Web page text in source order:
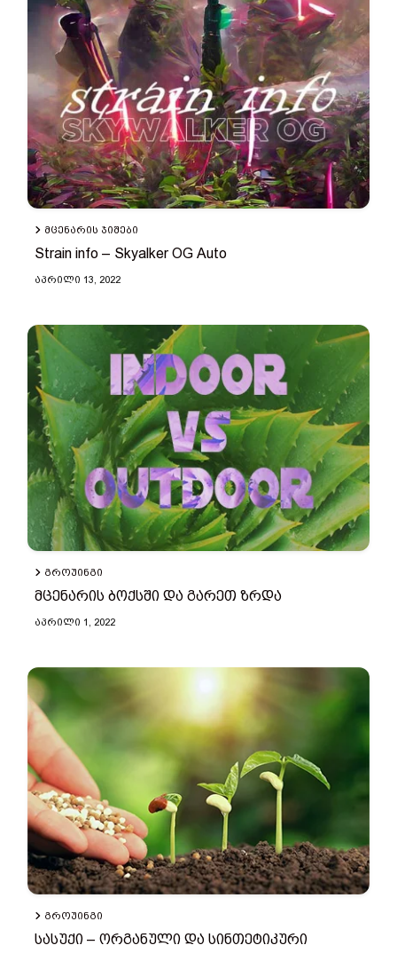
ᲛᲪᲔᲜᲐᲠᲘᲡ ᲯᲘᲨᲔᲑᲘ
Strain info – Skyalker OG Auto
ᲐᲞᲠᲘᲚᲘ 13, 2022
ᲒᲠᲝᲣᲘᲜᲒᲘ
მცენარის ბოქსში და გარეთ ზრდა
ᲐᲞᲠᲘᲚᲘ 1, 2022
ᲒᲠᲝᲣᲘᲜᲒᲘ
სასუქი – ორგანული და სინთეტიკური